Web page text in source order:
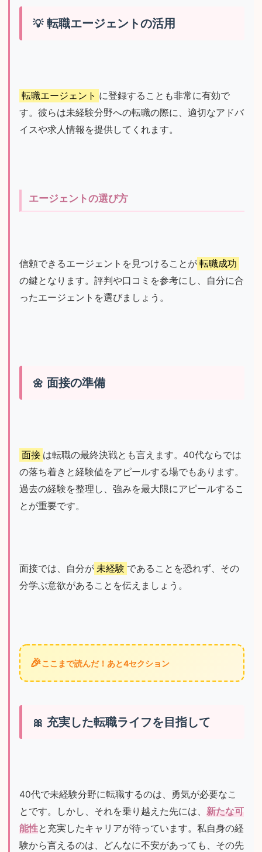
転職エージェントの活用
転職エージェント に登録することも非常に有効で
す。彼らは未経験分野への転職の際に、適切なアドバ
イスや求人情報を提供してくれます。
エージェントの選び方
信頼できるエージェントを見つけることが 転職成功
の鍵となります。評判や口コミを参考にし、自分に合
ったエージェントを選びましょう。
面接の準備
面接 は転職の最終決戦とも言えます。40代ならでは
の落ち着きと経験値をアピールする場でもあります。
過去の経験を整理し、強みを最大限にアピールするこ
とが重要です。
面接では、自分が 未経験 であることを恐れず、その
分学ぶ意欲があることを伝えましょう。
🎉ここまで読んだ！あと4セクション
充実した転職ライフを目指して
40代で未経験分野に転職するのは、勇気が必要なこ
とです。しかし、それを乗り越えた先には、 新たな可
能性と充実したキャリアが待っています。私自身の経
験から言えるのは、どんなに不安があっても、その先